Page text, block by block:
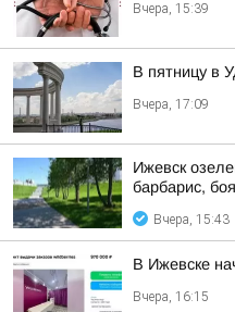
Вчера, 15:39
В пятницу в
Вчера, 17:09
Ижевск
барбарис,
Вчера, 15:43
В Ижевске
Вчера, 16:15